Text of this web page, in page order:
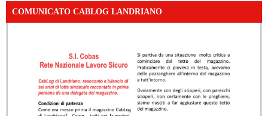
COMUNICATO CABLOG LANDRIANO